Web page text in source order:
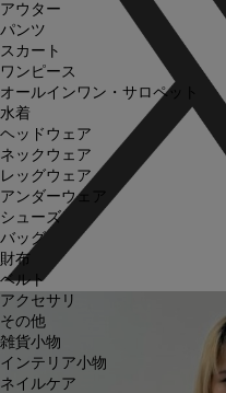
アウター
パンツ
スカート
ワンピース
オールインワン・サロペット
水着
ヘッドウェア
ネックウェア
レッグウェア
アンダーウェア
シューズ
バッグ
財布
ベルト
アクセサリ
その他
雑貨小物
インテリア小物
ネイルケア